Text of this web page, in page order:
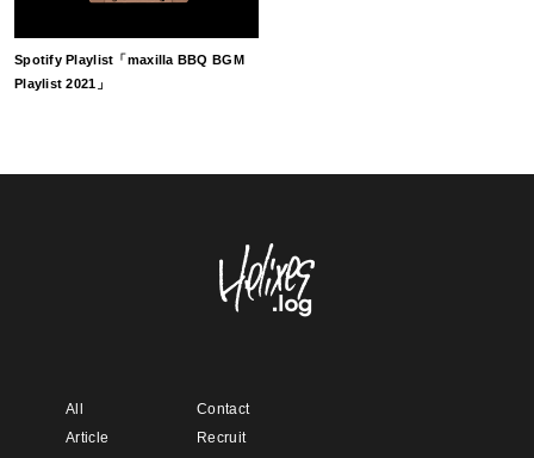
Spotify Playlist「maxilla BBQ BGM
Playlist 2021」
All
Article
Contact
Recruit